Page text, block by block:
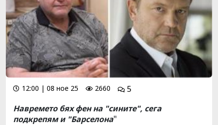
12:00 | 08 ное 25 2660
5
Навремето бях фен на "сините", сега
подкрепям и "Барселона"